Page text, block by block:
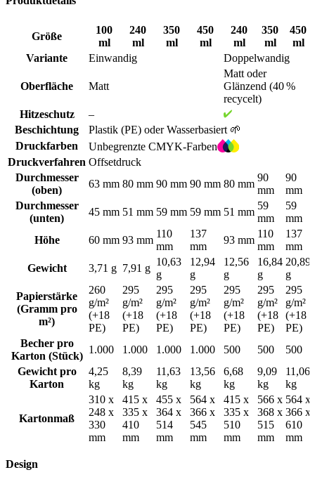
Material einen leicht grauen Ton.
Bio-Option mit wasserbasierter Beschichtung
Standardmäßig wird eine dünne PE-Beschichtung verwendet, um
den Becher flüssigkeitsdicht zu machen – ideal für eine große
Bei Limepack setzen wir uns dafür ein, die umweltfreundlichsten
Produkte anzubieten. Deshalb bieten wir als Alternative eine Bio-
Option an. Dabei wird die innere Beschichtungsschicht durch eine
wasserbasierte Beschichtung ersetzt.
Diese Variante ist zertifiziert recycelbar (AA), biologisch abbaubar
und kompostierbar – und weil kein Erdöl bei der Herstellung
verwendet wird, ist der ökologische Fußabdruck deutlich geringer.
Becher mit wasserbasierter Beschichtung tragen das „PAP 21“-
Symbol am Boden zur korrekten Mülltrennung. Bitte prüfe, ob
deine lokalen Entsorgungsstellen diese Becher akzeptieren.
Die passende Größe für jedes Bedürfnis
Unsere Bestseller-Pappbecher sind in vier praktischen Größen
erhältlich – vom kleinen 4 oz Espresso-Becher bis zum großen 16
oz Milkshake-Becher:
4 oz
8 oz(Am beliebtesten)
Der 8 oz Becher ist die beliebteste Wahl – ein klassischer
mittelgroßer Becher. Wer einen als „Large“ gekennzeichneten
Becher möchte, greift zum 12 oz – fasst etwa so viel wie eine 330
ml Dose.
Größe
100
ml
240
ml
350
ml
450
ml
240
ml
350
ml
450
ml
Variante
Einwandig Doppelwandig
Oberfläche Matt
Matt oder
Glänzend (40 %
recycelt)
Hitzeschutz
–
Beschichtung
Plastik (PE) oder Wasserbasiert 🌱
Druckfarben
Unbegrenzte CMYK-Farben
Druckverfahren Offsetdruck
Durchmesser
(oben)
63 mm 80 mm 90 mm 90 mm 80 mm
90
mm
90
mm
Durchmesser
(unten)
45 mm 51 mm 59 mm 59 mm 51 mm
59
mm
59
mm
Höhe
60 mm 93 mm
110
mm
137
mm
93 mm
110
mm
137
mm
Gewicht
3,71 g 7,91 g
10,63
g
12,94
g
12,56
g
16,84
g
20,89
g
Papierstärke
(Gramm pro
m²)
260
g/m²
(+18
PE)
295
g/m²
(+18
PE)
295
g/m²
(+18
PE)
295
g/m²
(+18
PE)
295
g/m²
(+18
PE)
295
g/m²
(+18
PE)
295
g/m²
(+18
PE)
Becher pro
Karton (Stück)
1.000 1.000 1.000 1.000 500 500
500
Gewicht pro
Karton
4,25
kg
8,39
kg
11,63
kg
13,56
kg
6,68
kg
9,09
kg
11,06
kg
Kartonmaß
310 x
248 x
330
mm
415 x
335 x
410
mm
455 x
364 x
514
mm
564 x
366 x
545
mm
415 x
335 x
510
mm
566 x
368 x
515
mm
564 x
366 x
610
mm
Palette
Design